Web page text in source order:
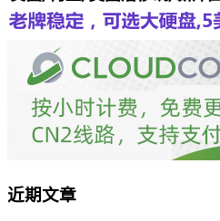
近期文章